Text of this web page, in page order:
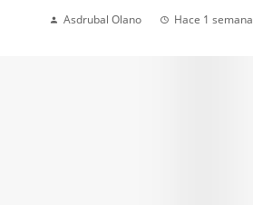
Asdrubal Olano Hace 1 semana